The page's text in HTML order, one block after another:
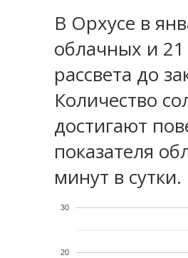
В Орхусе в
облачных и
рассвета до
Количество
достигают
показателя
минут в сутки.
20
30